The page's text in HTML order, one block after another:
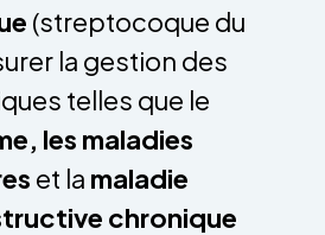
(streptocoque du
la gestion des
telles que le
les maladies
et la maladie
chronique